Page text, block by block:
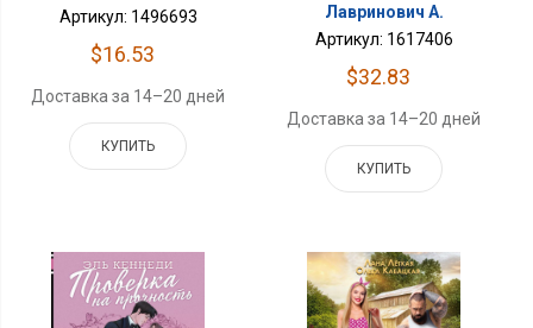
Артикул: 1496693
$16.53
Доставка за 14–20 дней
КУПИТЬ
Лавринович А.
Артикул: 1617406
$32.83
Доставка за 14–20 дней
КУПИТЬ